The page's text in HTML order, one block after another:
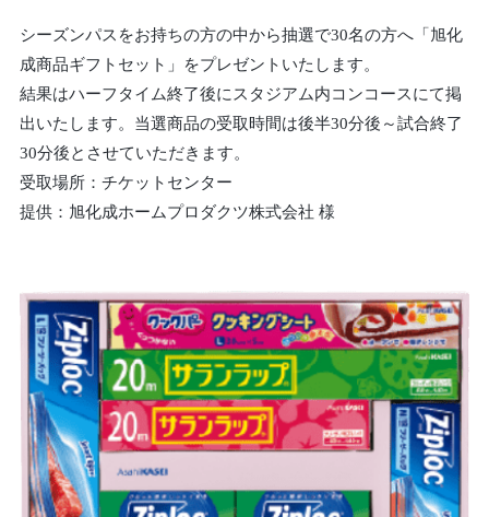
シーズンパスをお持ちの方の中から抽選で30名の方へ「旭化
成商品ギフトセット」をプレゼントいたします。
結果はハーフタイム終了後にスタジアム内コンコースにて掲
出いたします。当選商品の受取時間は後半30分後～試合終了
30分後とさせていただきます。
受取場所：チケットセンター
提供：旭化成ホームプロダクツ株式会社 様